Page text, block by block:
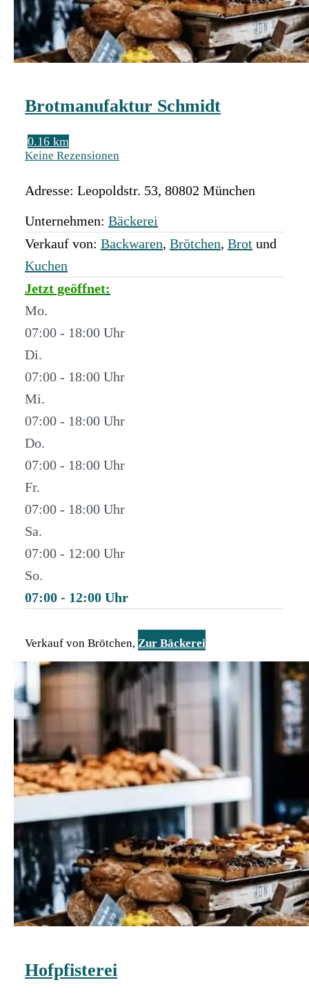
Brotmanufaktur Schmidt
0.16 km
Keine Rezensionen
Adresse: Leopoldstr. 53, 80802 München
Unternehmen: Bäckerei
Verkauf von: Backwaren, Brötchen, Brot und
Kuchen
Jetzt geöffnet:
Mo.
07:00 - 18:00
Di.
07:00 - 18:00
Mi.
07:00 - 18:00
Do.
07:00 - 18:00
Fr.
07:00 - 18:00
Sa.
07:00 - 12:00
So.
07:00 - 12:00
Verkauf von Brötchen, Zur Bäckerei
Hofpfisterei